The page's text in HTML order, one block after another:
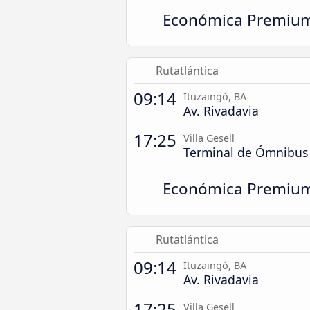
Económica
Rutatlántica
09:14 Ituzaingó, BA
Av. Rivadavia
17:25 Villa Gesell
Terminal de Ómnibus
Económica
Rutatlántica
09:14 Ituzaingó, BA
Av. Rivadavia
Villa Gesell